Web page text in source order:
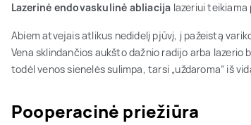
Lazerinė endovaskulinė abliacija lazeriui
Abiem atvejais atlikus nedidelį pjūvį, į pažeistą
Vena sklindančios aukšto dažnio radijo arba
todėl venos sienelės sulimpa, tarsi „uždaroma“ iš
Pooperacinė priežiūra